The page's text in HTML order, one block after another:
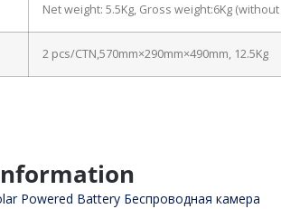
Net weight: 5.5Kg, Gross weight:6Kg (without
2 pcs/CTN,570mm×290mm×490mm, 12.5Kg
Powered Battery Беспроводная камера